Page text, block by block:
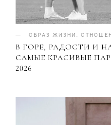
ОБРАЗ ЖИЗНИ .
В ГОРЕ, РАДОСТИ И
САМЫЕ КРАСИВЫЕ
2026